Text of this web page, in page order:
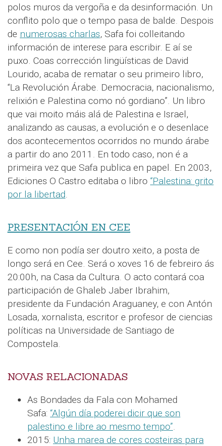
polos muros da vergoña e da desinformación. Un
conflito polo que o tempo pasa de balde. Despois
de numerosas charlas, Safa foi colleitando
información de interese para escribir. E aí se
puxo. Coas corrección lingüísticas de David
Lourido, acaba de rematar o seu primeiro libro,
“La Revolución Árabe. Democracia, nacionalismo,
relixión e Palestina como nó gordiano”. Un libro
que vai moito máis alá de Palestina e Israel,
analizando as causas, a evolución e o desenlace
dos acontecementos ocorridos no mundo árabe
a partir do ano 2011. En todo caso, non é a
primeira vez que Safa publica en papel. En 2003,
Ediciones O Castro editaba o libro “Palestina: grito
por la libertad.
PRESENTACIÓN EN CEE
E como non podía ser doutro xeito, a posta de
longo será en Cee. Será o xoves 16 de febreiro ás
20:00h, na Casa da Cultura. O acto contará coa
participación de Ghaleb Jaber Ibrahim,
presidente da Fundación Araguaney, e con Antón
Losada, xornalista, escritor e profesor de ciencias
políticas na Universidade de Santiago de
Compostela.
NOVAS RELACIONADAS
As Bondades da Fala con Mohamed
Safa: “Algún día poderei dicir que son
palestino e libre ao mesmo tempo”.
2015: Unha marea de cores costeiras para